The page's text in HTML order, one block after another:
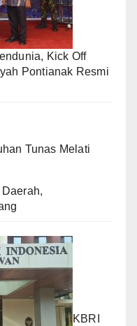
Kick Off
Pontianak Resmi
Tunas Melati
KBRI